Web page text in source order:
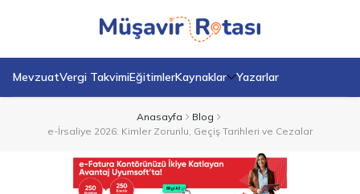
MevzuatVergi TakvimiEğitimlerKaynaklar Yazarlar
Anasayfa
Blog
e-İrsaliye 2026: Kimler Zorunlu, Geçiş Tarihleri ve Cezalar